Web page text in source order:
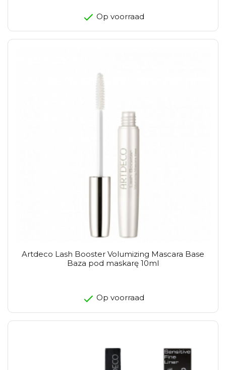
Op voorraad
Artdeco Lash Booster Volumizing Mascara Base
Baza pod maskarę 10ml
Op voorraad